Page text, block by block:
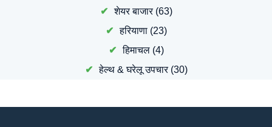
शेयर बाजार(63)
हरियाणा (23)
हिमाचल (4)
हेल्थ & घरेलू उपचार(30)